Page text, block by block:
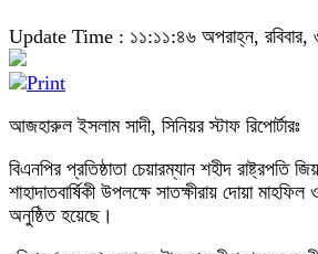
Update Time : ১১:১১:৪৬ অপরাহ্ন, রবিবার,
আজহারুল ইসলাম সাদী, সিনিয়র স্টাফ রিপোর্টারঃ
বিএনপির প্রতিষ্ঠাতা চেয়ারম্যান শহীদ রাষ্ট্রপতি
শাহাদাতবার্ষিকী উপলক্ষে সাতক্ষীরায় দোয়া
অনুষ্ঠিত হয়েছে।